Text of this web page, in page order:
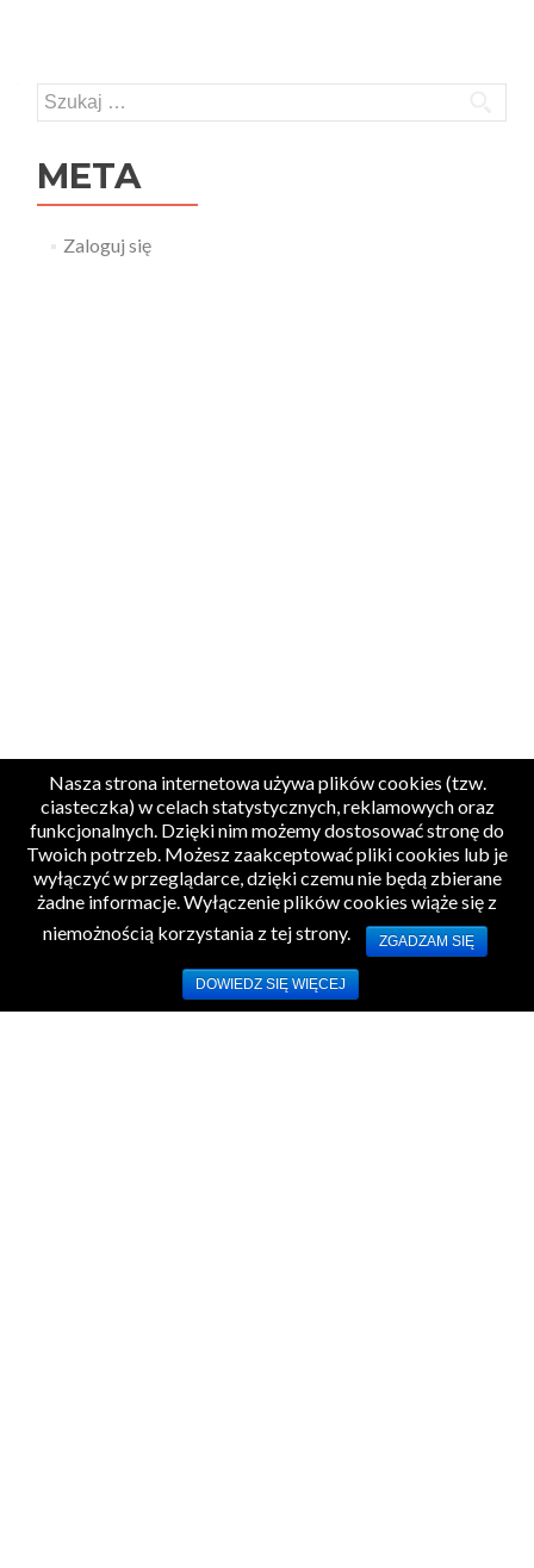
Szukaj:
META
Zaloguj się
Nasza strona internetowa używa plików cookies (tzw.
ciasteczka) w celach statystycznych, reklamowych oraz
funkcjonalnych. Dzięki nim możemy dostosować stronę do
Twoich potrzeb. Możesz zaakceptować pliki cookies lub je
wyłączyć w przeglądarce, dzięki czemu nie będą zbierane
żadne informacje. Wyłączenie plików cookies wiąże się z
niemożnością korzystania z tej strony.
ZGADZAM SIĘ
DOWIEDZ SIĘ WIĘCEJ